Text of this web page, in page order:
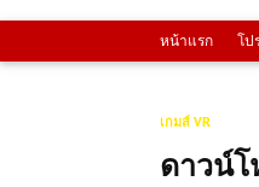
หน้าแรก โป
เกมส์ VR
ดาวน์โ